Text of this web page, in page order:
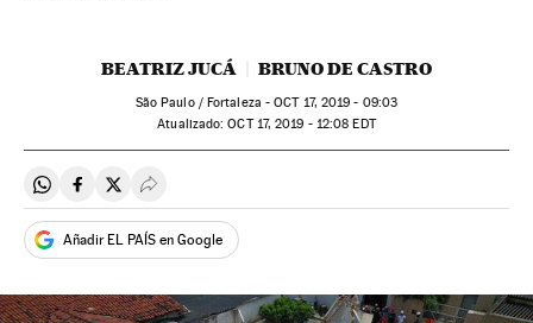
BEATRIZ JUCÁ BRUNO DE CASTRO
São Paulo / Fortaleza -OCT17, 2019 - 09:03
atualizado: OCT17, 2019 - 12:08 EDT
Compartir en Whatsapp
Compartir en Facebook
Compartir en Twitter
Desplegar Redes Sociales
Añadir EL PAÍS en Google